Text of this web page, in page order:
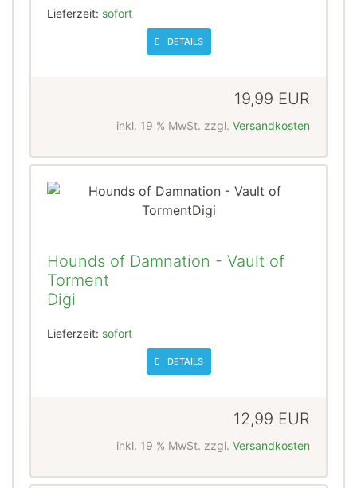
Lieferzeit: sofort
DETAILS
19,99 EUR
inkl. 19 % MwSt. zzgl. Versandkosten
Hounds of Damnation - Vault of
Torment
Digi
Lieferzeit: sofort
DETAILS
12,99 EUR
inkl. 19 % MwSt. zzgl. Versandkosten